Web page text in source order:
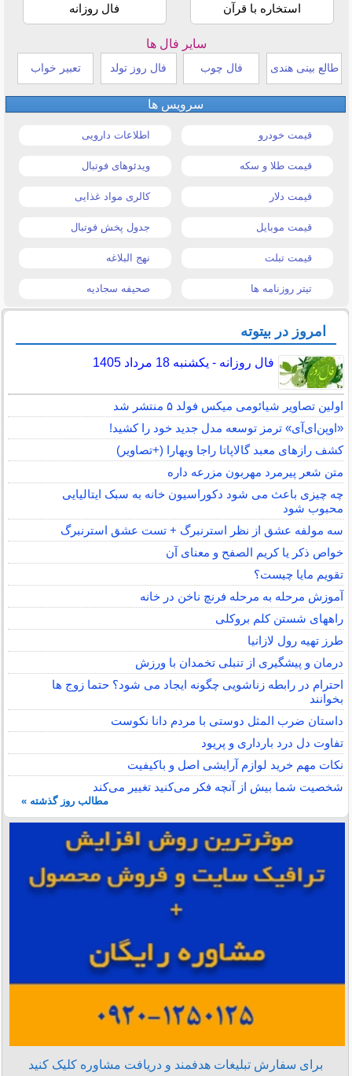
استخاره با قرآن فال روزانه
سایر فال ها
طالع بینی هندی فال چوب فال روز تولد تعبیر خواب
سرویس ها
قیمت خودرو اطلاعات دارویی
قیمت طلا و سکه ویدئوهای فوتبال
قیمت دلار کالری مواد غذایی
قیمت موبایل جدول پخش فوتبال
قیمت تبلت نهج البلاغه
تیتر روزنامه ها صحیفه سجادیه
امروز در بیتوته
فال روزانه - یکشنبه 18 مرداد 1405
اولین تصاویر شیائومی میکس فولد ۵ منتشر شد
«اوپن‌ای‌آی» ترمز توسعه مدل جدید خود را کشید!
کشف رازهای معبد گالاپاتا راجا ویهارا (+تصاویر)
متن شعر پیرمرد مهربون مزرعه داره
چه چیزی باعث می شود دکوراسیون خانه به سبک ایتالیایی
محبوب شود
سه مولفه عشق از نظر استرنبرگ + تست عشق استرنبرگ
خواص ذکر یا کریم الصفح و معنای آن
تقویم مایا چیست؟
آموزش مرحله به مرحله فرنچ ناخن در خانه
راههای شستن کلم بروکلی
طرز تهیه رول لازانیا
درمان و پیشگیری از تنبلی تخمدان با ورزش
احترام در رابطه زناشویی چگونه ایجاد می شود؟ حتما زوج ها
بخوانند
داستان ضرب المثل دوستی با مردم دانا نكوست
تفاوت دل درد بارداری و پریود
نکات مهم خرید لوازم آرایشی اصل و باکیفیت
شخصیت شما بیش از آنچه فکر می‌کنید تغییر می‌کند
مطالب روز گذشته »
برای سفارش تبلیغات هدفمند و دریافت مشاوره کلیک کنید